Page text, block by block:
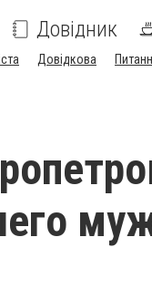
Довідник
Довідкова